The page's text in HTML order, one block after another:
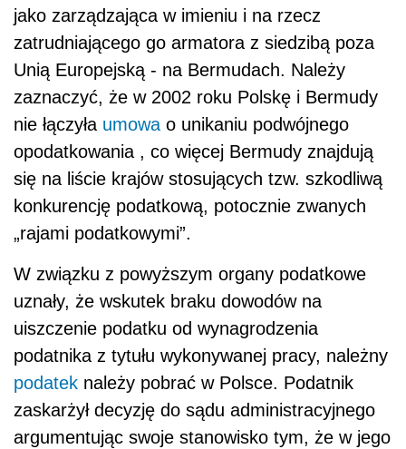
jako zarządzająca w imieniu i na rzecz
zatrudniającego go armatora z siedzibą poza
Unią Europejską - na Bermudach. Należy
zaznaczyć, że w 2002 roku Polskę i Bermudy
nie łączyła umowa o unikaniu podwójnego
opodatkowania , co więcej Bermudy znajdują
się na liście krajów stosujących tzw. szkodliwą
konkurencję podatkową, potocznie zwanych
„rajami podatkowymi”.
W związku z powyższym organy podatkowe
uznały, że wskutek braku dowodów na
uiszczenie podatku od wynagrodzenia
podatnika z tytułu wykonywanej pracy, należny
podatek należy pobrać w Polsce. Podatnik
zaskarżył decyzję do sądu administracyjnego
argumentując swoje stanowisko tym, że w jego